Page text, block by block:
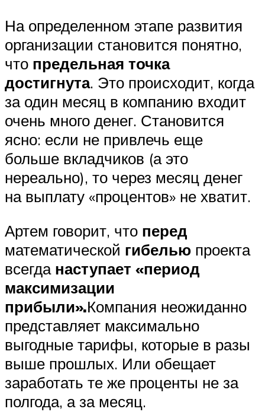
На определенном этапе развития
организации становится понятно,
что предельная точка
достигнута. Это происходит, когда
за один месяц в компанию входит
очень много денег. Становится
ясно: если не привлечь еще
больше вкладчиков (а это
нереально), то через месяц денег
на выплату «процентов» не хватит.
Артем говорит, что перед
математической гибелью проекта
всегданаступает «период
максимизации
прибыли».Компания неожиданно
представляет максимально
выгодные тарифы, которые в разы
выше прошлых. Или обещает
заработать те же проценты не за
полгода, а за месяц.